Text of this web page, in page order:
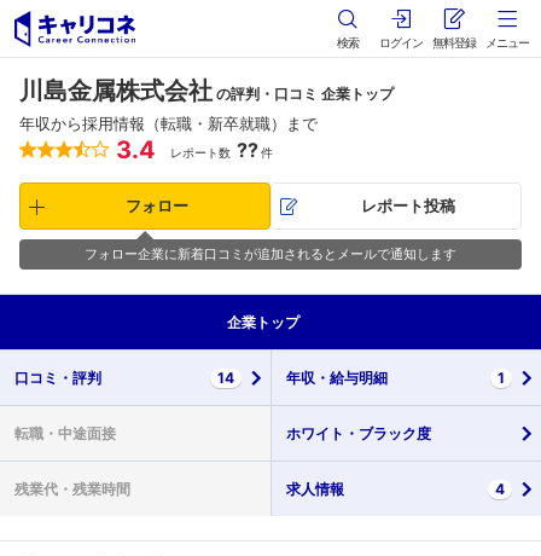
検索 ログイン 無料登録 メニュー
川島金属株式会社 の評判・口コミ 企業トップ
年収から採用情報（転職・新卒就職）まで
3.4 レポート数 ??件
フォロー レポート投稿
フォロー企業に新着口コミが追加されるとメールで通知します
企業 トップ
口コミ・ 評判 14 年収・ 給与明細 1
転職・ 中途面接 ホワイト・ ブラック度
残業代・ 残業時間 求人情報 4